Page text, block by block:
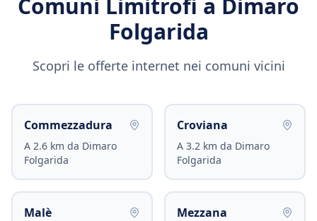
Comuni Limitrofi a Dimaro
Folgarida
Scopri le offerte internet nei comuni vicini
Commezzadura
A 2.6 km da Dimaro
Folgarida
Croviana
A 3.2 km da Dimaro
Folgarida
Malè Mezzana